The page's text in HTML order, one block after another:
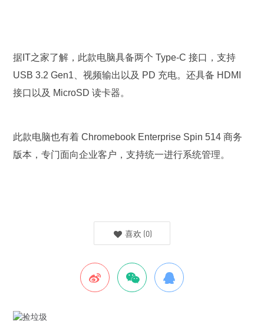
据IT之家了解，此款电脑具备两个 Type-C 接口，支持
USB 3.2 Gen1、视频输出以及 PD 充电。还具备 HDMI
接口以及 MicroSD 读卡器。
此款电脑也有着 Chromebook Enterprise Spin 514 商务
版本，专门面向企业客户，支持统一进行系统管理。
喜欢 (0)